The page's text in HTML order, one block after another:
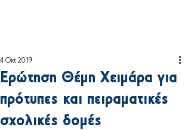
Ερώτηση Θέμη Χειμάρα για
πρότυπες και πειραματικές
σχολικές δομές
4 Οκτ 2019